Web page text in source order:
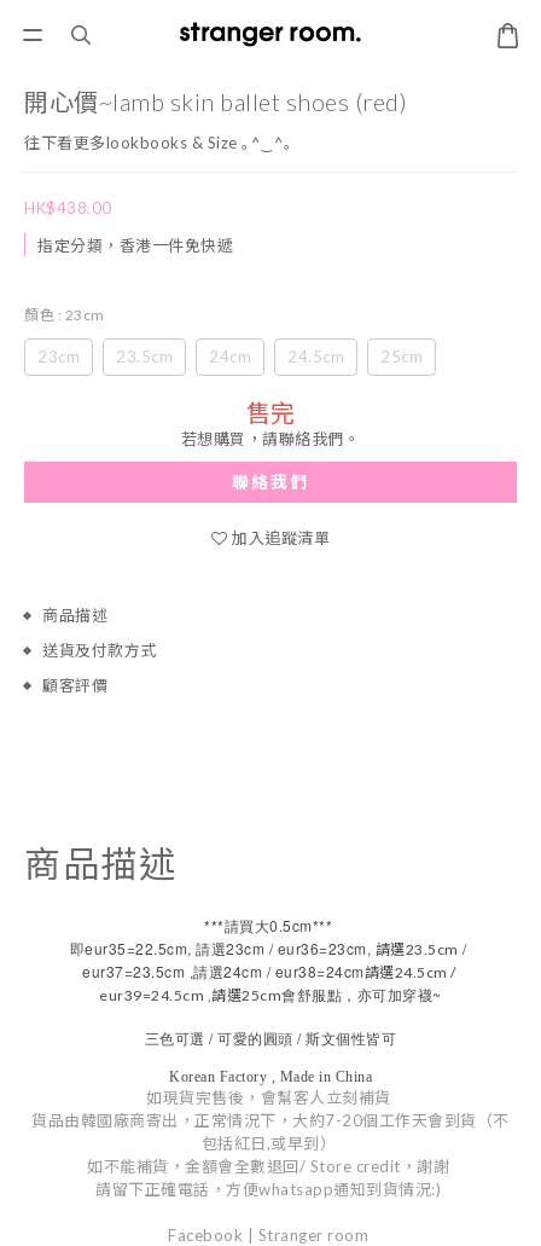
開心價~lamb skin ballet shoes (red)
往下看更多lookbooks & Size ｡^‿^｡
HK$438.00
指定分類，香港一件免快遞
顏色 : 23cm
23cm 23.5cm 24cm 24.5cm 25cm
售完
若想購買，請聯絡我們。
聯絡我們
加入追蹤清單
商品描述
送貨及付款方式
顧客評價
商品描述
***請買大0.5cm***
即eur35=22.5cm,請選23cm / eur36=23cm, 請選23.5cm /
eur37=23.5cm ,請選24cm /eur38=24cm請選24.5cm /
eur39=24.5cm ,請選25cm會舒服點，亦可加穿襪~
三色可選 / 可愛的圓頭 /斯文個性皆可
Korean Factory , Made in China
如現貨完售後，會幫客人立刻補貨
貨品由韓國廠商寄出，正常情況下，大約7-20個工作天會到貨（不
包括紅日,或早到）
如不能補貨，金額會全數退回/ Store credit，謝謝
請留下正確電話，方便whatsapp通知到貨情況:)
Facebook | Stranger room